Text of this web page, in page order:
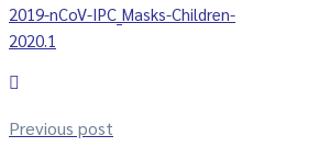
2019-nCoV-IPC_Masks-Children-
2020.1
Previous post